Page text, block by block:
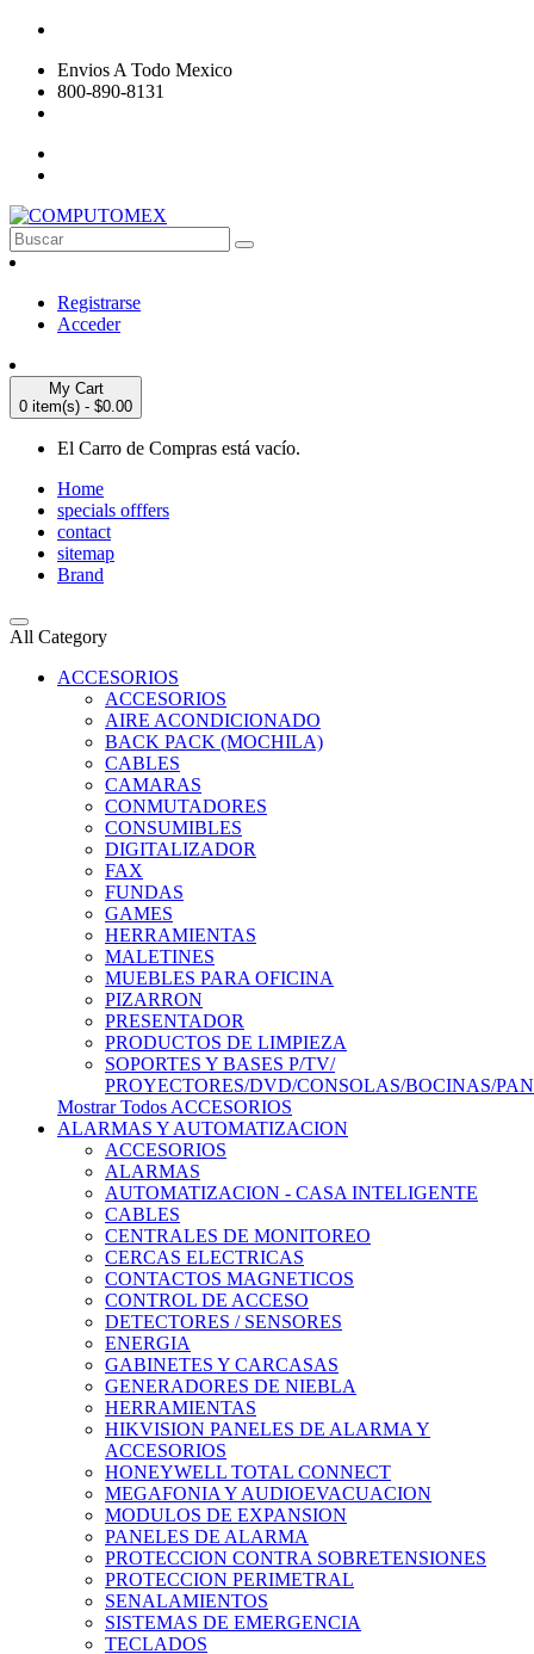
Envios A Todo Mexico
800-890-8131
Registrarse
Acceder
My Cart
0 item(s) - $0.00
El Carro de Compras está vacío.
Home
specials offfers
contact
sitemap
Brand
All Category
ACCESORIOS
ACCESORIOS
AIRE ACONDICIONADO
BACK PACK (MOCHILA)
CABLES
CAMARAS
CONMUTADORES
CONSUMIBLES
DIGITALIZADOR
FAX
FUNDAS
GAMES
HERRAMIENTAS
MALETINES
MUEBLES PARA OFICINA
PIZARRON
PRESENTADOR
PRODUCTOS DE LIMPIEZA
SOPORTES Y BASES P/TV/
PROYECTORES/DVD/CONSOLAS/BOCINAS/
Mostrar Todos ACCESORIOS
ALARMAS Y AUTOMATIZACION
ACCESORIOS
ALARMAS
AUTOMATIZACION - CASA INTELIGENTE
CABLES
CENTRALES DE MONITOREO
CERCAS ELECTRICAS
CONTACTOS MAGNETICOS
CONTROL DE ACCESO
DETECTORES / SENSORES
ENERGIA
GABINETES Y CARCASAS
GENERADORES DE NIEBLA
HERRAMIENTAS
HIKVISION PANELES DE ALARMA Y
ACCESORIOS
HONEYWELL TOTAL CONNECT
MEGAFONIA Y AUDIOEVACUACION
MODULOS DE EXPANSION
PANELES DE ALARMA
PROTECCION CONTRA SOBRETENSIONES
PROTECCION PERIMETRAL
SENALAMIENTOS
SISTEMAS DE EMERGENCIA
TECLADOS